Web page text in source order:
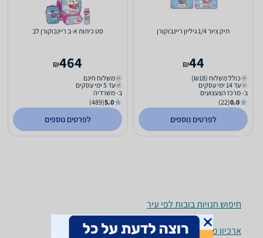
תיק ציור 1/4 גיליון ריינבוקורן
44
₪
כולל משלוח (₪18)
עד 14 ימי עסקים
ב- מרכז הצעצועים
0.0
(22)
לפרטים נוספים
סט כיתות א-ב ריינבוקורן לב
464
₪
משלוח חינם
עד 5 ימי עסקים
ב- משרדיה
5.0
(489)
לפרטים נוספים
חיפוש חנויות בובות לפי עיר
ארכיון מוצרים